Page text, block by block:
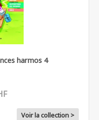
harmos 4
Voir la collection >